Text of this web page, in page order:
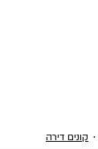
קונים דירה